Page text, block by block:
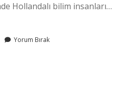
Hollandalı bilim insanları…
Yorum Bırak